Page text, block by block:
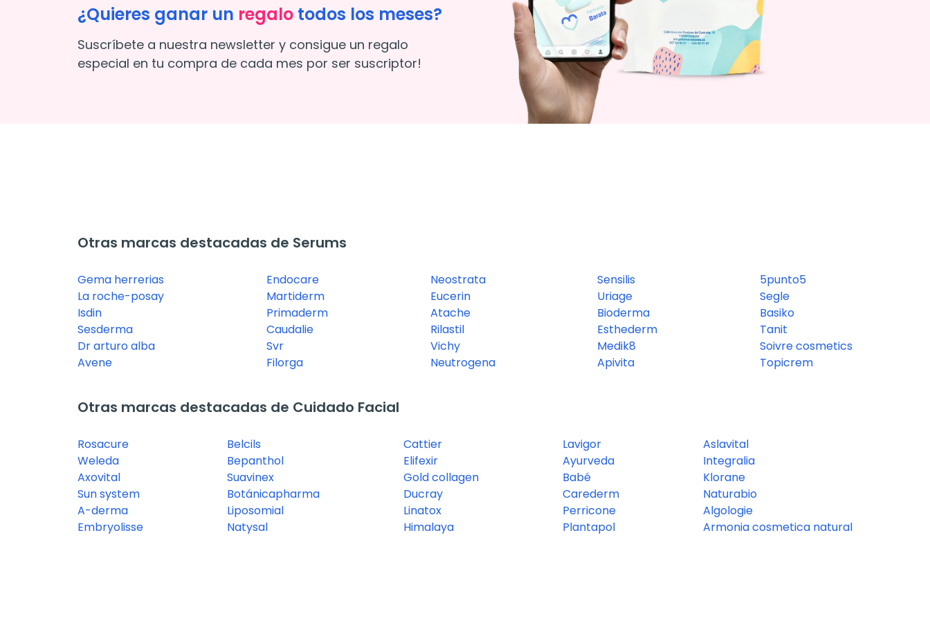
¿Quieres ganar un regalo todos los meses?
Suscríbete a nuestra newsletter y consigue un regalo
especial en tu compra de cada mes por ser suscriptor!
Otras marcas destacadas de Serums
Gema herrerias
La roche-posay
Isdin
Sesderma
Dr arturo alba
Avene
Endocare
Martiderm
Primaderm
Caudalie
Svr
Filorga
Neostrata
Eucerin
Atache
Rilastil
Vichy
Neutrogena
Sensilis
Uriage
Bioderma
Esthederm
Medik8
Apivita
5punto5
Segle
Basiko
Tanit
Soivre cosmetics
Topicrem
Otras marcas destacadas de Cuidado Facial
Rosacure
Weleda
Axovital
Sun system
A-derma
Embryolisse
Belcils
Bepanthol
Suavinex
Botánicapharma
Liposomial
Natysal
Cattier
Elifexir
Gold collagen
Ducray
Linatox
Himalaya
Lavigor
Ayurveda
Babé
Carederm
Perricone
Plantapol
Aslavital
Integralia
Klorane
Naturabio
Algologie
Armonia cosmetica natural